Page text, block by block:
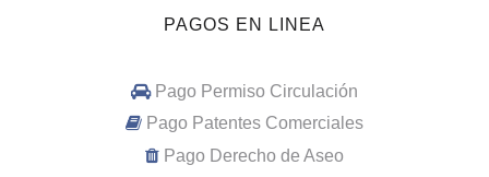
PAGOS EN LINEA
Pago Permiso Circulación
Pago Patentes Comerciales
Pago Derecho de Aseo